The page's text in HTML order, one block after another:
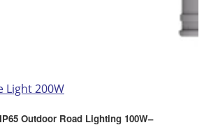
Light 200W
Outdoor Road Lighting 100W–